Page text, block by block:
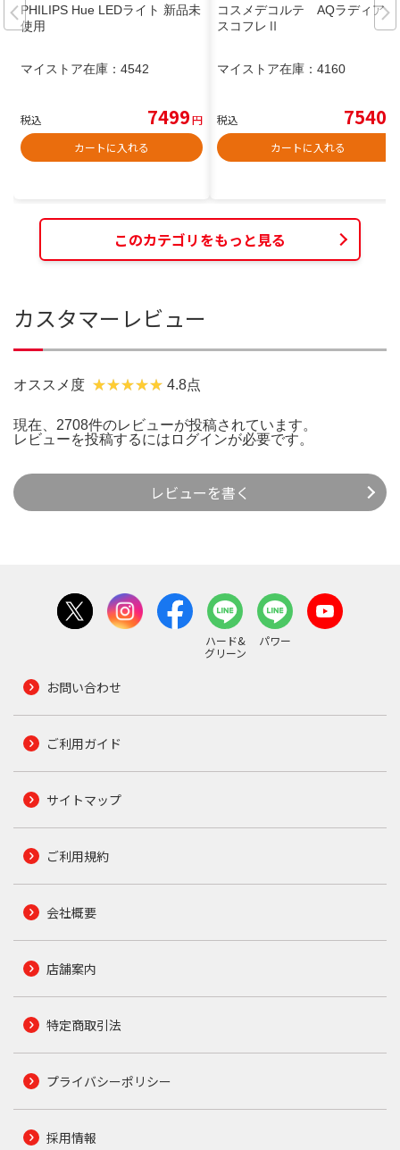
PHILIPS Hue LEDライト 新品未
使用
マイストア在庫： 4542
税込 7499円
カートに入れる
コスメデコルテ AQラディアン
スコフレⅡ
マイストア在庫： 4160
税込 7540
カートに入れる
このカテゴリをもっと見る
カスタマーレビュー
オススメ度 4.8点
現在、2708件のレビューが投稿されています。
レビューを投稿するには ログインが必要です。
レビューを書く
ハード&
グリーン
パワー
お問い合わせ
ご利用ガイド
サイトマップ
ご利用規約
会社概要
店舗案内
特定商取引法
プライバシーポリシー
採用情報